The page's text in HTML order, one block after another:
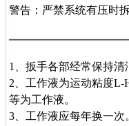
警告：严禁系统有压时
1、扳手各部经常保持
2、工作液为运动粘度
等为工作液。
3、工作液应每年换一次